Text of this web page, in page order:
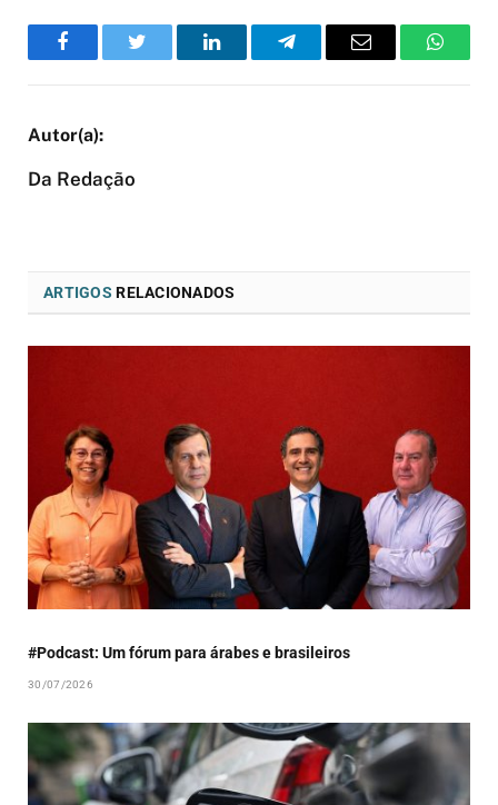
FacebookTwitter LinkedInTelegramEmail
Da Redação
ARTIGOS RELACIONADOS
#Podcast: Um fórum para árabes e brasileiros
30/07/2026